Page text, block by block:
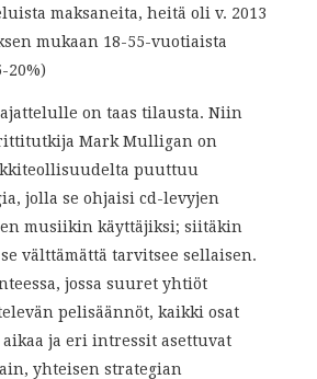
maksaneita, heitä oli v. 2013
mukaan 18-55-vuotiaista
20%)
on taas tilausta. Niin
Mark Mulligan on
puuttuu
jolla se ohjaisi cd-levyjen
musiikin käyttäjiksi; siitäkin
välttämättä tarvitsee sellaisen.
jossa suuret yhtiöt
pelisäännöt, kaikki osat
ja eri intressit asettuvat
yhteisen strategian